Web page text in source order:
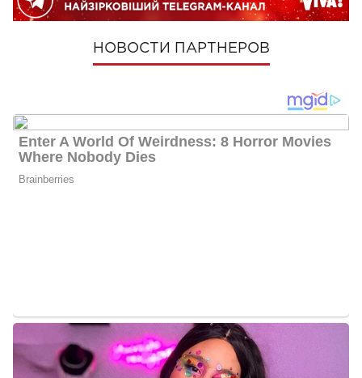
НОВОСТИ ПАРТНЕРОВ